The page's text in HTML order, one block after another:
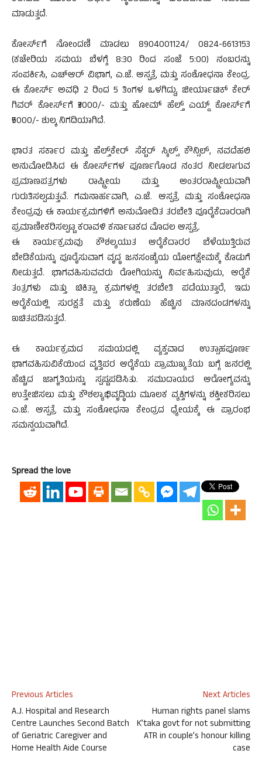
ಮಾಡುತ್ತದೆ.
ಕೋರ್ಸ್‌ಗೆ ನೋಂದಣಿ ಮಾಡಲು 8904001124/ 0824-6613153
(ಕಚೇರಿಯ ಸಮಯ ಬೆಳಗ್ಗೆ 8:30 ರಿಂದ ಸಂಜೆ 5:00) ನಂಬರನ್ನು
ಸಂಪರ್ಕಿಸಿ, ಎಚ್‌ಆರ್ ವಿಭಾಗ, ಎ.ಜೆ. ಆಸ್ಪತ್ರೆ ಮತ್ತು ಸಂಶೋಧನಾ ಕೇಂದ್ರ.
ಈ ಕೋರ್ಸ್ ಅವಧಿ 2 ರಿಂದ 5 ತಿಂಗಳ ಒಳಗಿದ್ದು, ಜೀರ್ಯಾಟಿಕ್ ಕೇರ್
ಗಿವರ್ ಕೋರ್ಸ್‌ಗೆ ₹3000/- ಮತ್ತು ಹೋಮ್ ಹೆಲ್ತ್ ಎಯ್ಡ್ ಕೋರ್ಸ್‌ಗೆ
₹5000/- ಶುಲ್ಕ ನಿಗದಿಯಾಗಿದೆ.
ಭಾರತ ಸರ್ಕಾರ ಮತ್ತು ಹೆಲ್ತ್‌ಕೇರ್ ಸೆಕ್ಟರ್ ಸ್ಕಿಲ್ಸ್ ಕೌನ್ಸಿಲ್, ನವದೆಹಲಿ
ಅನುಮೋದಿಸಿದ ಈ ಕೋರ್ಸ್‌ಗಳ ಪೂರ್ಣಗೊಂಡ ನಂತರ ನೀಡಲಾಗುವ
ಪ್ರಮಾಣಪತ್ರಗಳು ರಾಷ್ಟ್ರೀಯ ಮತ್ತು ಅಂತರರಾಷ್ಟ್ರೀಯವಾಗಿ
ಗುರುತಿಸಲ್ಪಡುತ್ತವೆ. ಗಮನಾರ್ಹವಾಗಿ, ಎ.ಜೆ. ಆಸ್ಪತ್ರೆ ಮತ್ತು ಸಂಶೋಧನಾ
ಕೇಂದ್ರವು ಈ ಕಾರ್ಯಕ್ರಮಗಳಿಗೆ ಅನುಮೋದಿತ ತರಬೇತಿ ಪೂರೈಕೆದಾರರಾಗಿ
ಪ್ರಮಾಣೀಕರಿಸಲ್ಪಟ್ಟ ಕರಾವಳಿ ಕರ್ನಾಟಕದ ಮೊದಲ ಆಸ್ಪತ್ರೆ.
ಈ ಕಾರ್ಯಕ್ರಮವು ಕೌಶಲ್ಯಯುತ ಆರೈಕೆದಾರರ ಬೆಳೆಯುತ್ತಿರುವ
ಬೇಡಿಕೆಯನ್ನು ಪೂರೈಸುವಾಗ ವೃದ್ಧ ಜನಸಂಖ್ಯೆಯ ಯೋಗಕ್ಷೇಮಕ್ಕೆ ಕೊಡುಗೆ
ನೀಡುತ್ತದೆ. ಭಾಗವಹಿಸುವವರು ರೋಗಿಯನ್ನು ನಿರ್ವಹಿಸುವುದು, ಆರೈಕೆ
ತಂತ್ರಗಳು ಮತ್ತು ಚಿಕಿತ್ಸಾ ಕ್ರಮಗಳಲ್ಲಿ ತರಬೇತಿ ಪಡೆಯುತ್ತಾರೆ, ಇದು
ಆರೈಕೆಯಲ್ಲಿ ಸುರಕ್ಷತೆ ಮತ್ತು ಕರುಣೆಯ ಹೆಚ್ಚಿನ ಮಾನದಂಡಗಳನ್ನು
ಖಚಿತಪಡಿಸುತ್ತದೆ.
ಈ ಕಾರ್ಯಕ್ರಮದ ಸಮಯದಲ್ಲಿ ವ್ಯಕ್ತವಾದ ಉತ್ಸಾಹಪೂರ್ಣ
ಭಾಗವಹಿಸುವಿಕೆಯಿಂದ ವೃತ್ತಿಪರ ಆರೈಕೆಯ ಪ್ರಾಮುಖ್ಯತೆಯ ಬಗ್ಗೆ ಜನರಲ್ಲಿ
ಹೆಚ್ಚಿದ ಜಾಗೃತಿಯನ್ನು ಸ್ಪಷ್ಟಪಡಿಸಿತು. ಸಮುದಾಯದ ಆರೋಗ್ಯವನ್ನು
ಉತ್ತೇಜಿಸಲು ಮತ್ತು ಕೌಶಲ್ಯಾಭಿವೃದ್ಧಿಯ ಮೂಲಕ ವ್ಯಕ್ತಿಗಳನ್ನು ಶಕ್ತೀಕರಿಸಲು
ಎ.ಜೆ. ಆಸ್ಪತ್ರೆ ಮತ್ತು ಸಂಶೋಧನಾ ಕೇಂದ್ರದ ಧ್ಯೇಯಕ್ಕೆ ಈ ಪ್ರಾರಂಭ
ಸಮನ್ವಯವಾಗಿದೆ.
Spread the love
Previous Articles
A.J. Hospital and Research
Centre Launches Second Batch
of Geriatric Caregiver and
Home Health Aide Course
Next Articles
Human rights panel slams
K’taka govt for not submitting
ATR in couple’s honour killing
case